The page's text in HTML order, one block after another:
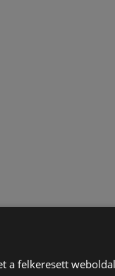
a felkeresett